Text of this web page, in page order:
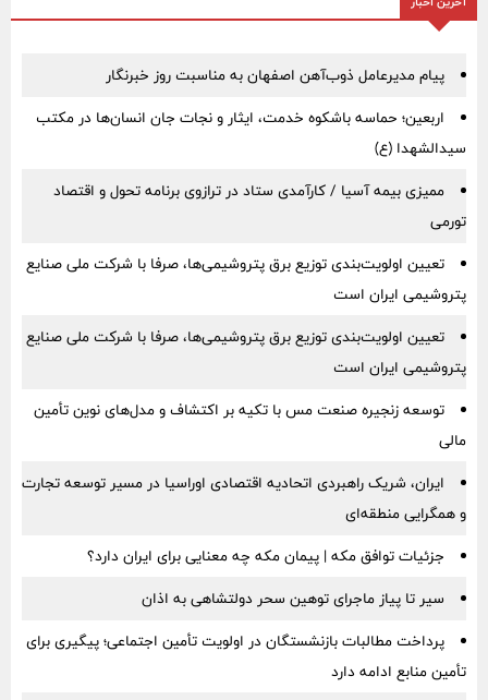
پیام مدیرعامل ذوب‌آهن اصفهان به مناسبت روز خبرنگار
اربعین؛ حماسه باشکوه خدمت، ایثار و نجات جان انسان‌ها در مکتب
سیدالشهدا (ع)
ممیزی بیمه آسیا / کارآمدی ستاد در ترازوی برنامه تحول و اقتصاد
تورمی
تعیین اولویت‌بندی توزیع برق پتروشیمی‌ها، صرفا با شرکت ملی صنایع
پتروشیمی ایران است
تعیین اولویت‌بندی توزیع برق پتروشیمی‌ها، صرفا با شرکت ملی صنایع
پتروشیمی ایران است
توسعه زنجیره صنعت مس با تکیه بر اکتشاف و مدل‌های نوین تأمین
مالی
ایران، شریک راهبردی اتحادیه اقتصادی اوراسیا در مسیر توسعه تجارت
و همگرایی منطقه‌ای
جزئیات توافق مکه | پیمان مکه چه معنایی برای ایران دارد؟
سیر تا پیاز ماجرای توهین سحر دولتشاهی به اذان
پرداخت مطالبات بازنشستگان در اولویت تأمین اجتماعی؛ پیگیری برای
تأمین منابع ادامه دارد